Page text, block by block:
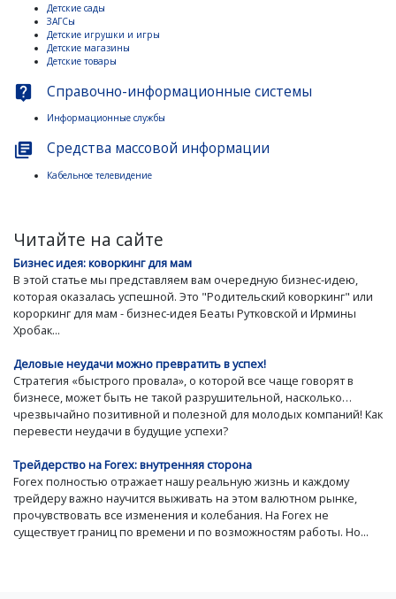
Детские сады
ЗАГСы
Детские игрушки и игры
Детские магазины
Детские товары
live_help Справочно-информационные системы
Информационные службы
library_books Средства массовой информации
Кабельное телевидение
Читайте на сайте
Бизнес идея: коворкинг для мам
В этой статье мы представляем вам очередную бизнес-идею,
которая оказалась успешной. Это "Родительский коворкинг" или
короркинг для мам - бизнес-идея Беаты Рутковской и Ирмины
Хробак...
Деловые неудачи можно превратить в успех!
Стратегия «быстрого провала», о которой все чаще говорят в
бизнесе, может быть не такой разрушительной, насколько…
чрезвычайно позитивной и полезной для молодых компаний! Как
перевести неудачи в будущие успехи?
Трейдерство на Forex: внутренняя сторона
Forex полностью отражает нашу реальную жизнь и каждому
трейдеру важно научится выживать на этом валютном рынке,
прочувствовать все изменения и колебания. На Forex не
существует границ по времени и по возможностям работы. Но...